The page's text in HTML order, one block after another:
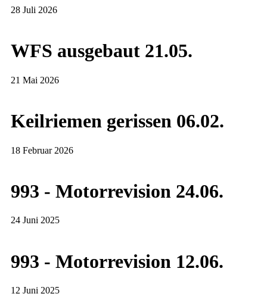
28 Juli 2026
WFS ausgebaut 21.05.
21 Mai 2026
Keilriemen gerissen 06.02.
18 Februar 2026
993 - Motorrevision 24.06.
24 Juni 2025
993 - Motorrevision 12.06.
12 Juni 2025